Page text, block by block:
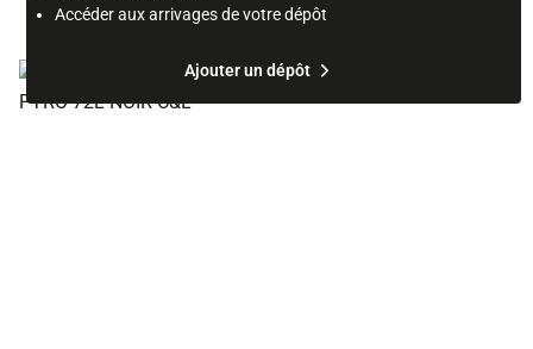
Accéder aux arrivages de votre dépôt
Ajouter un dépôt
page